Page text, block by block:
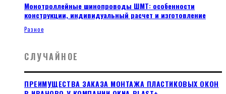
Монотроллейные шинопроводы ШМТ: особенности
конструкции, индивидуальный расчет и изготовление
Разное
СЛУЧАЙНОЕ
ПРЕИМУЩЕСТВА ЗАКАЗА МОНТАЖА ПЛАСТИКОВЫХ ОКОН